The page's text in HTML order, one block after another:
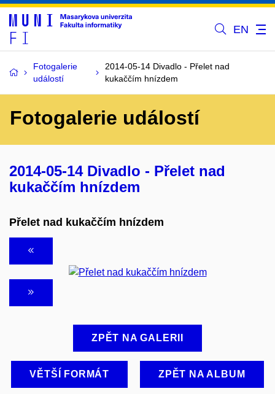
EN
Fotogalerie
událostí
2014-05-14 Divadlo - Přelet nad
kukaččím hnízdem
Fotogalerie událostí
2014-05-14 Divadlo - Přelet nad
kukaččím hnízdem
Přelet nad kukaččím hnízdem
ZPĚT NA GALERII
VĚTŠÍ FORMÁT ZPĚT NA ALBUM